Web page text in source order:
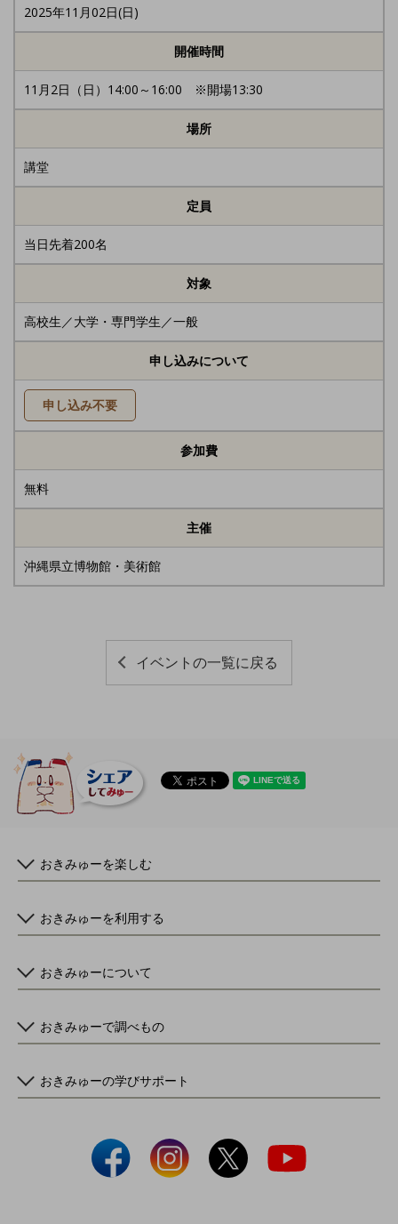
2025年11月02日(日)
開催時間
11月2日（日）14:00～16:00 ※開場13:30
場所
講堂
定員
当日先着200名
対象
高校生／大学・専門学生／一般
申し込みについて
申し込み不要
参加費
無料
主催
沖縄県立博物館・美術館
イベントの一覧に戻る
おきみゅーを楽しむ
おきみゅーを利用する
おきみゅーについて
おきみゅーで調べもの
おきみゅーの学びサポート